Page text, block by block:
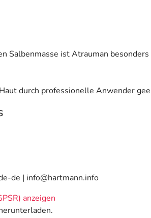
Salbenmasse ist Atrauman
durch professionelle Anwender
de | info@hartmann.info
anzeigen